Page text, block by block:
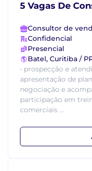
5 Vagas De
Consultor de
Confidencial
Presencial
Batel, Curitiba /
• prospecção e
apresentação de
negociação e
participação em
comerciais ...